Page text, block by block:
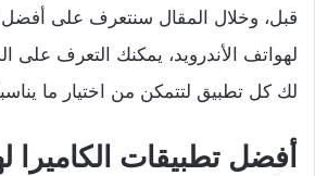
قبل، وخلال المقال سنتعرف على أفضل
لهواتف الأندرويد، يمكنك التعرف على
لك كل تطبيق لتتمكن من اختيار ما
أفضل تطبيقات الكاميرا